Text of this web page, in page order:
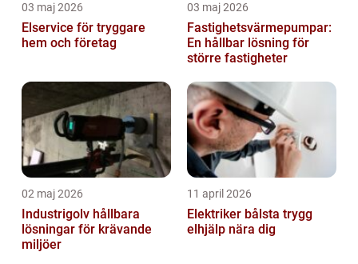
03 maj 2026
Elservice för tryggare
hem och företag
03 maj 2026
Fastighetsvärmepumpar:
En hållbar lösning för
större fastigheter
02 maj 2026
Industrigolv hållbara
lösningar för krävande
miljöer
11 april 2026
Elektriker bålsta trygg
elhjälp nära dig